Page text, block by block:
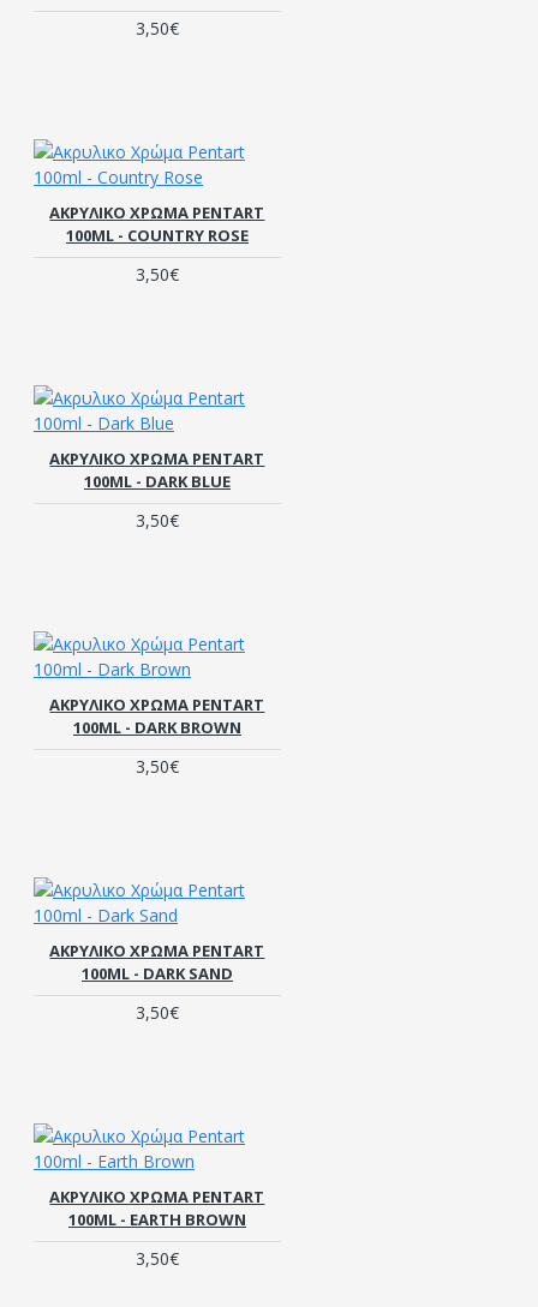
3,50€
ΑΚΡΥΛΙΚΟ ΧΡΏΜΑ PENTART
100ML - COUNTRY ROSE
3,50€
ΑΚΡΥΛΙΚΟ ΧΡΏΜΑ PENTART
100ML - DARK BLUE
3,50€
ΑΚΡΥΛΙΚΟ ΧΡΏΜΑ PENTART
100ML - DARK BROWN
3,50€
ΑΚΡΥΛΙΚΟ ΧΡΏΜΑ PENTART
100ML - DARK SAND
3,50€
ΑΚΡΥΛΙΚΟ ΧΡΏΜΑ PENTART
100ML - EARTH BROWN
3,50€